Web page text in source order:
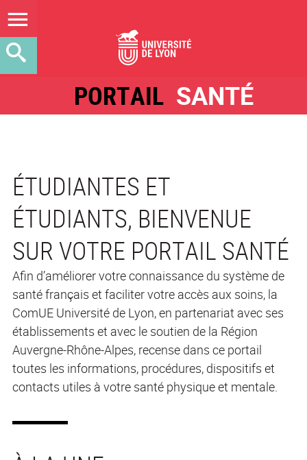
PORTAIL SANTÉ
ÉTUDIANTES ET
ÉTUDIANTS, BIENVENUE
SUR VOTRE PORTAIL SANTÉ
Afin d’améliorer votre connaissance du système de
santé français et faciliter votre accès aux soins, la
ComUE Université de Lyon, en partenariat avec ses
établissements et avec le soutien de la Région
Auvergne-Rhône-Alpes, recense dans ce portail
toutes les informations, procédures, dispositifs et
contacts utiles à votre santé physique et mentale.